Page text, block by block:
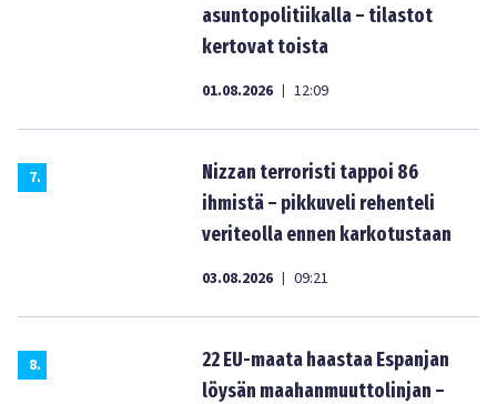
asuntopolitiikalla – tilastot
kertovat toista
01.08.2026 | 12:09
7.
Nizzan terroristi tappoi 86
ihmistä – pikkuveli rehenteli
veriteolla ennen karkotustaan
03.08.2026 | 09:21
8.
22 EU-maata haastaa Espanjan
löysän maahanmuuttolinjan –